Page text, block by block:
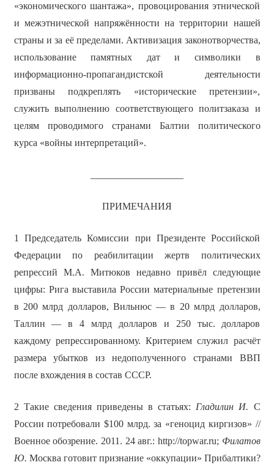
«экономического шантажа», провоцирования этнической
и межэтнической напряжённости на территории нашей
страны и за её пределами. Активизация законотворчества,
использование памятных дат и символики в
информационно-пропагандистской деятельности
призваны подкреплять «исторические претензии»,
служить выполнению соответствующего политзаказа и
целям проводимого странами Балтии политического
курса «войны интерпретаций».
ПРИМЕЧАНИЯ
1 Председатель Комиссии при Президенте Российской
Федерации по реабилитации жертв политических
репрессий М.А. Митюков недавно привёл следующие
цифры: Рига выставила России материальные претензии
в 200 млрд долларов, Вильнюс — в 20 млрд долларов,
Таллин — в 4 млрд долларов и 250 тыс. долларов
каждому репрессированному. Критерием служил расчёт
размера убытков из недополученного странами ВВП
после вхождения в состав СССР.
2 Такие сведения приведены в статьях: Гладилин И. С
России потребовали $100 млрд. за «геноцид киргизов» //
Военное обозрение. 2011. 24 авг.: http://topwar.ru; Филатов
Ю. Москва готовит признание «оккупации» Прибалтики?